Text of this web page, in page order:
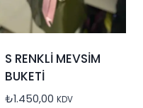
S RENKLİ MEVSİM
BUKETİ
₺1.450,00 KDV